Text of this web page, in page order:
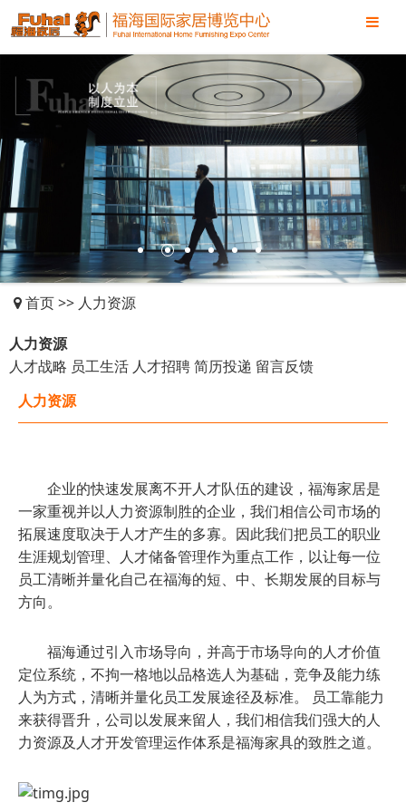
1 2 3 4 5 6
首页>> 人力资源
人力资源
人才战略 员工生活 人才招聘简历投递 留言反馈
人力资源
企业的快速发展离不开人才队伍的建设，福海家居是
一家重视并以人力资源制胜的企业，我们相信公司市场的
拓展速度取决于人才产生的多寡。因此我们把员工的职业
生涯规划管理、人才储备管理作为重点工作，以让每一位
员工清晰并量化自己在福海的短、中、长期发展的目标与
方向。
福海通过引入市场导向，并高于市场导向的人才价值
定位系统，不拘一格地以品格选人为基础，竞争及能力练
人为方式，清晰并量化员工发展途径及标准。 员工靠能力
来获得晋升，公司以发展来留人，我们相信我们强大的人
力资源及人才开发管理运作体系是福海家具的致胜之道。